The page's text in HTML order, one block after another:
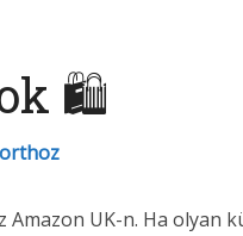
🛍
UK-n. Ha olyan